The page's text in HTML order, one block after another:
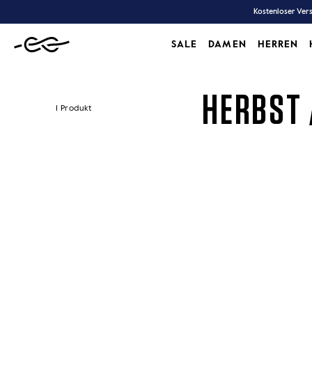
Inhalt
Kostenloser
SALE
DAMEN
HERREN
1 Produkt